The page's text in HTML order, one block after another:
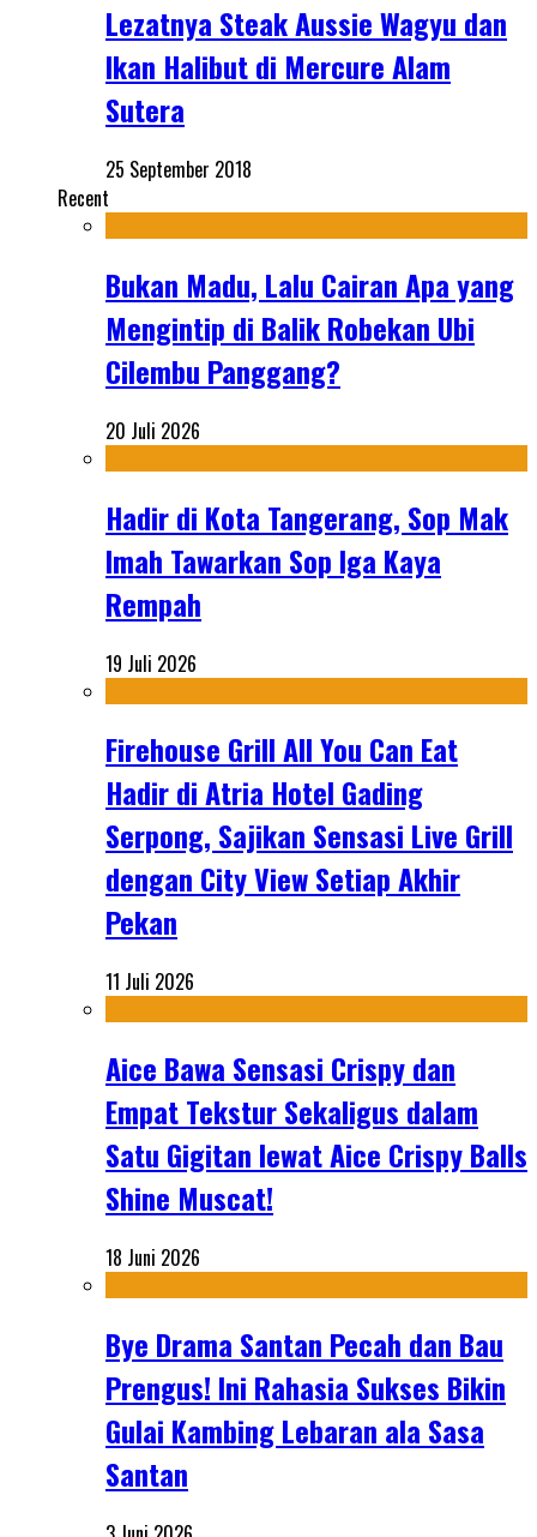
Lezatnya Steak Aussie Wagyu dan
Ikan Halibut di Mercure Alam
Sutera
25 September 2018
Recent
Bukan Madu, Lalu Cairan Apa yang
Mengintip di Balik Robekan Ubi
Cilembu Panggang?
20 Juli 2026
Hadir di Kota Tangerang, Sop Mak
Imah Tawarkan Sop Iga Kaya
Rempah
19 Juli 2026
Firehouse Grill All You Can Eat
Hadir di Atria Hotel Gading
Serpong, Sajikan Sensasi Live Grill
dengan City View Setiap Akhir
Pekan
11 Juli 2026
Aice Bawa Sensasi Crispy dan
Empat Tekstur Sekaligus dalam
Satu Gigitan lewat Aice Crispy Balls
Shine Muscat!
18 Juni 2026
Bye Drama Santan Pecah dan Bau
Prengus! Ini Rahasia Sukses Bikin
Gulai Kambing Lebaran ala Sasa
Santan